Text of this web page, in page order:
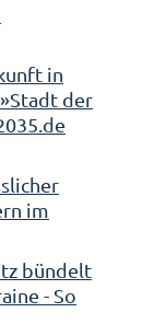
in
der
im
bündelt
- So